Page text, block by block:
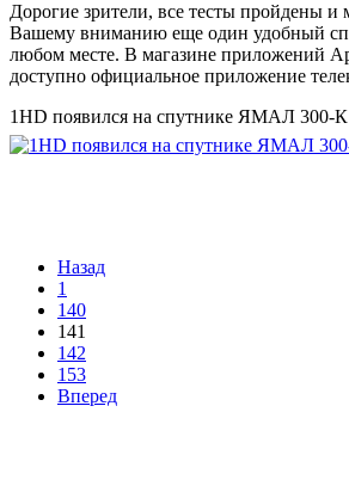
Дорогие зрители, все тесты пройдены и
Вашему вниманию еще один удобный
любом месте. В магазине приложений
доступно официальное приложение
1HD появился на спутнике ЯМАЛ 300-К
Назад
1
140
141
142
153
Вперед